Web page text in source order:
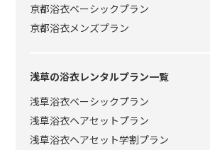
京都浴衣ベーシックプラン
京都浴衣メンズプラン
浅草の浴衣レンタルプラン一覧
浅草浴衣ベーシックプラン
浅草浴衣ヘアセットプラン
浅草浴衣ヘアセット学割プラン